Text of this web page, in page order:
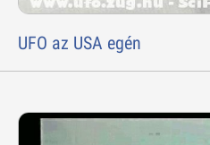
UFO az USA egén